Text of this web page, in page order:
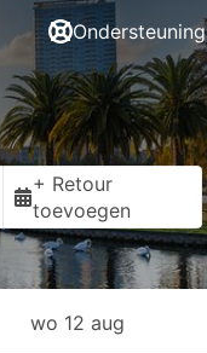
Ondersteuning
+ Retour
toevoegen
wo 12 aug